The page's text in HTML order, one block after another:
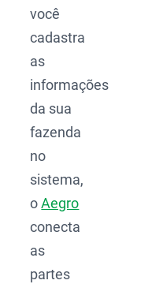
você
cadastra
as
informações
da sua
fazenda
no
sistema,
oAegro
conecta
as
partes